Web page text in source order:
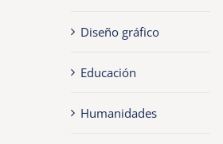
Diseño gráfico
Educación
Humanidades